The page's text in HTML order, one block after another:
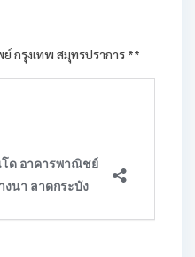
กรุงเทพ สมุทรปราการ **